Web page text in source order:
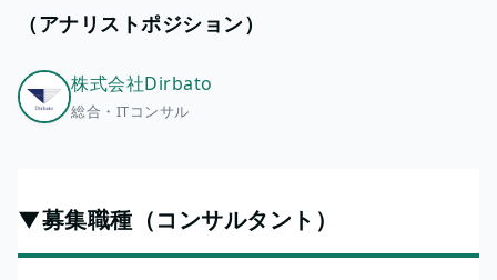
（アナリストポジション）
株式会社Dirbato
総合・ITコンサル
▼募集職種（コンサルタント）